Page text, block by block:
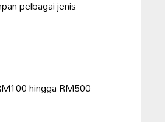
pelbagai jenis
hingga RM500